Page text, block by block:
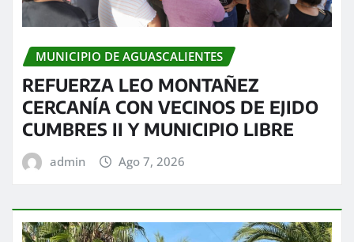
MUNICIPIO DE AGUASCALIENTES
REFUERZA LEO MONTAÑEZ
CERCANÍA CON VECINOS DE EJIDO
CUMBRES II Y MUNICIPIO LIBRE
admin Ago 7, 2026